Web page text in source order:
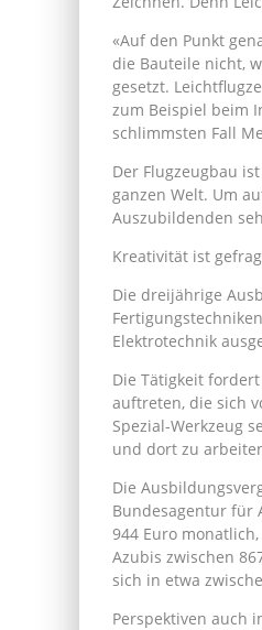
«Auf den Punkt
die Bauteile nicht,
gesetzt.
zum Beispiel beim
schlimmsten Fall
Der Flugzeugbau
ganzen Welt. Um
Auszubildenden
Kreativität ist
Die dreijährige
Elektrotechnik
Die Tätigkeit
auftreten, die sich
Spezial-Werkzeug
und dort zu
Die
Bundesagentur für
944 Euro
Azubis zwischen
sich in etwa
Perspektiven auch